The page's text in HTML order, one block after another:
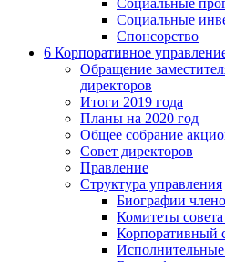
Социальные
Социальные
Спонсорство
6 Корпоративное
Обращение
директоров
Итоги 2019 года
Планы на 2020 год
Общее собрание
Совет директоров
Правление
Структура управления
Биографии
Комитеты
Корпоративный